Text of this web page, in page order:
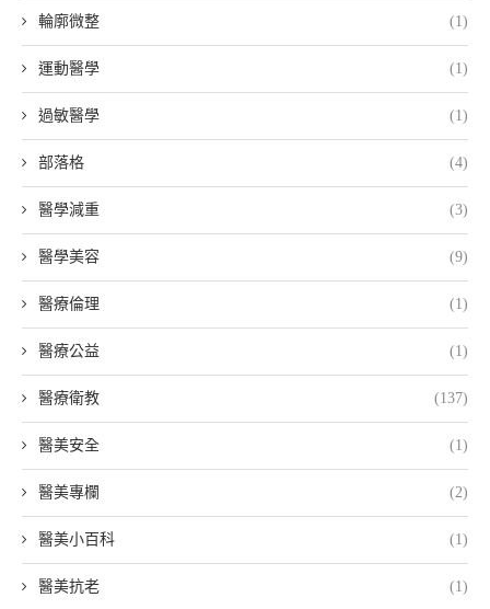
輪廓微整 (1)
運動醫學 (1)
過敏醫學 (1)
部落格 (4)
醫學減重 (3)
醫學美容 (9)
醫療倫理 (1)
醫療公益 (1)
醫療衛教 (137)
醫美安全 (1)
醫美專欄 (2)
醫美小百科 (1)
醫美抗老 (1)